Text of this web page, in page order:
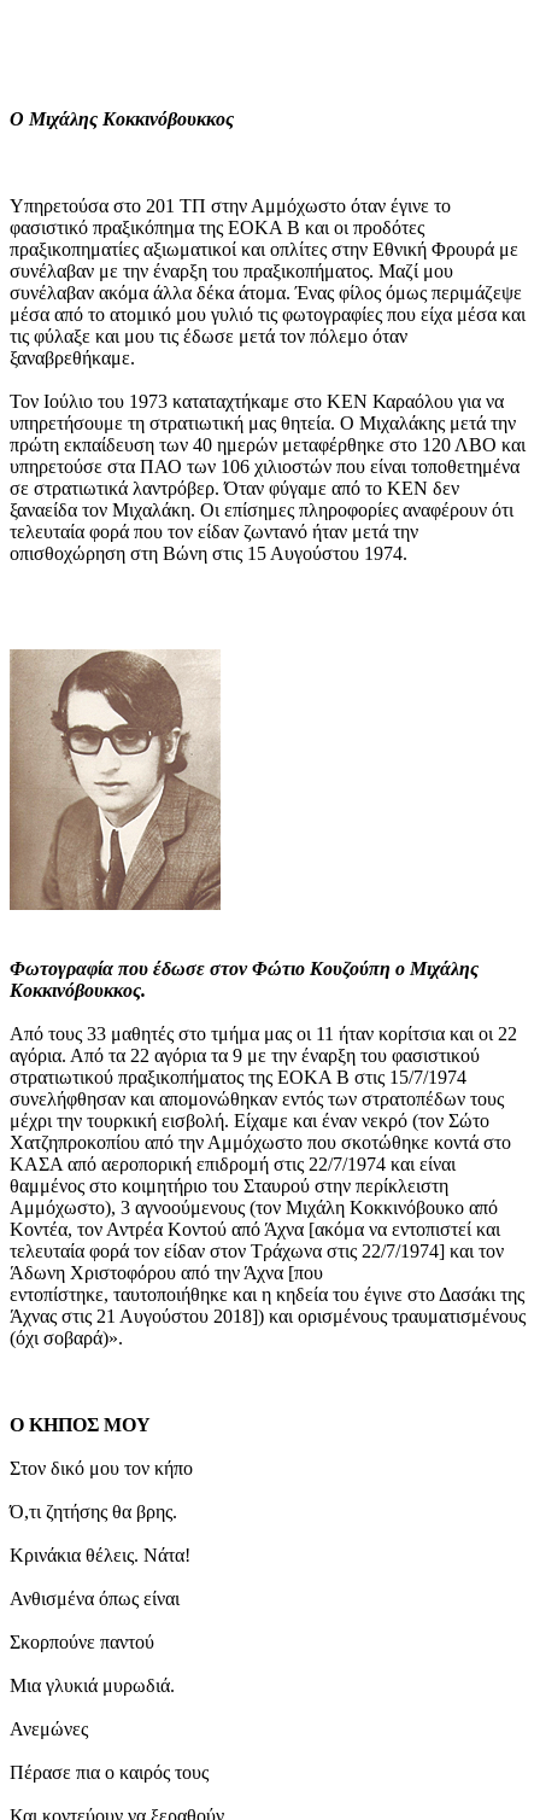
Ο Μιχάλης Κοκκινόβουκκος
Υπηρετούσα στο 201 ΤΠ στην Αμμόχωστο όταν έγινε το
φασιστικό πραξικόπημα της ΕΟΚΑ Β και οι προδότες
πραξικοπηματίες αξιωματικοί και οπλίτες στην Εθνική Φρουρά με
συνέλαβαν με την έναρξη του πραξικοπήματος. Μαζί μου
συνέλαβαν ακόμα άλλα δέκα άτομα. Ένας φίλος όμως περιμάζεψε
μέσα από το ατομικό μου γυλιό τις φωτογραφίες που είχα μέσα και
τις φύλαξε και μου τις έδωσε μετά τον πόλεμο όταν
ξαναβρεθήκαμε.
Τον Ιούλιο του 1973 καταταχτήκαμε στο ΚΕΝ Καραόλου για να
υπηρετήσουμε τη στρατιωτική μας θητεία. Ο Μιχαλάκης μετά την
πρώτη εκπαίδευση των 40 ημερών μεταφέρθηκε στο 120 ΛΒΟ και
υπηρετούσε στα ΠΑΟ των 106 χιλιοστών που είναι τοποθετημένα
σε στρατιωτικά λαντρόβερ. Όταν φύγαμε από το ΚΕΝ δεν
ξαναείδα τον Μιχαλάκη. Οι επίσημες πληροφορίες αναφέρουν ότι
τελευταία φορά που τον είδαν ζωντανό ήταν μετά την
οπισθοχώρηση στη Βώνη στις 15 Αυγούστου 1974.
Φωτογραφία που έδωσε στον Φώτιο Κουζούπη ο Μιχάλης
Κοκκινόβουκκος.
Από τους 33 μαθητές στο τμήμα μας οι 11 ήταν κορίτσια και οι 22
αγόρια. Από τα 22 αγόρια τα 9 με την έναρξη του φασιστικού
στρατιωτικού πραξικοπήματος της ΕΟΚΑ Β στις 15/7/1974
συνελήφθησαν και απομονώθηκαν εντός των στρατοπέδων τους
μέχρι την τουρκική εισβολή. Είχαμε και έναν νεκρό (τον Σώτο
Χατζηπροκοπίου από την Αμμόχωστο που σκοτώθηκε κοντά στο
ΚΑΣΑ από αεροπορική επιδρομή στις 22/7/1974 και είναι
θαμμένος στο κοιμητήριο του Σταυρού στην περίκλειστη
Αμμόχωστο), 3 αγνοούμενους (τον Μιχάλη Κοκκινόβουκο από
Κοντέα, τον Αντρέα Κοντού από Άχνα [ακόμα να εντοπιστεί και
τελευταία φορά τον είδαν στον Τράχωνα στις 22/7/1974] και τον
Άδωνη Χριστοφόρου από την Άχνα [που
εντοπίστηκε, ταυτοποιήθηκε και η κηδεία του έγινε στο Δασάκι της
Άχνας στις 21 Αυγούστου 2018]) και ορισμένους τραυματισμένους
(όχι σοβαρά)».
Ο ΚΗΠΟΣ ΜΟΥ
Στον δικό μου τον κήπο
Ό,τι ζητήσης θα βρης.
Κρινάκια θέλεις. Νάτα!
Ανθισμένα όπως είναι
Σκορπούνε παντού
Μια γλυκιά μυρωδιά.
Ανεμώνες
Πέρασε πια ο καιρός τους
Και κοντεύουν να ξεραθούν.